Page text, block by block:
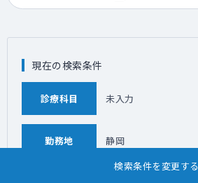
検索条件を変更する
現在の検索条件
診療科目 未入力
勤務地 静岡